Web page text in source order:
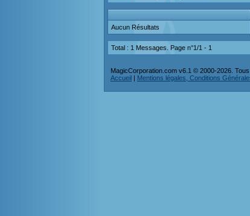
Aucun Résultats
Total : 1 Messages. Page n°1/1 - 1
MagicCorporation.com v6.1 © 2000-2026.
Accueil | Mentions légales, Conditions